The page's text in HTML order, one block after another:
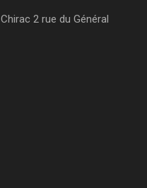
2 rue du Général